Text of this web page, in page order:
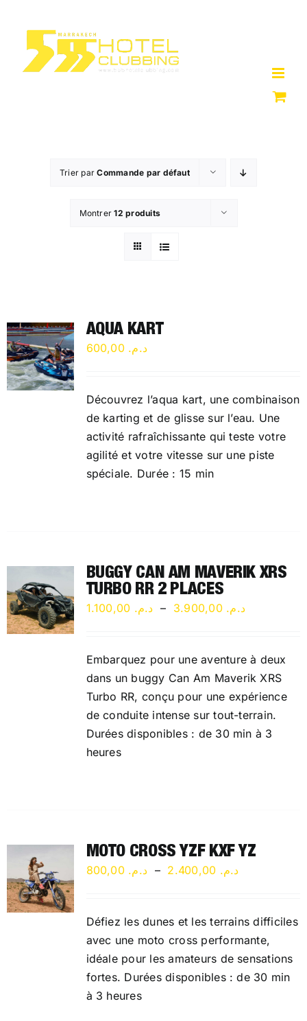
contenu
Trier parCommande par défaut
Montrer12 produits
AQUA KART
د.م. 600,00
Découvrez l’aqua kart, une combinaison
de karting et de glisse sur l’eau. Une
activité rafraîchissante qui teste votre
agilité et votre vitesse sur une piste
spéciale. Durée : 15 min
BUGGY CAN AM MAVERIK XRS
TURBO RR 2 PLACES
د.م. – د.م. 3.900,00
Plage
د.م. 1.100,00
à
Embarquez pour une aventure à deux
dans un buggy Can Am Maverik XRS
Turbo RR, conçu pour une expérience
de conduite intense sur tout-terrain.
Durées disponibles : de 30 min à 3
heures
MOTO CROSS YZF KXF YZ
د.م. 800,00 – د.م.Plage
د.م. 800,00
à
2.400,00
Défiez les dunes et les terrains difficiles
avec une moto cross performante,
idéale pour les amateurs de sensations
fortes. Durées disponibles : de 30 min
à 3 heures